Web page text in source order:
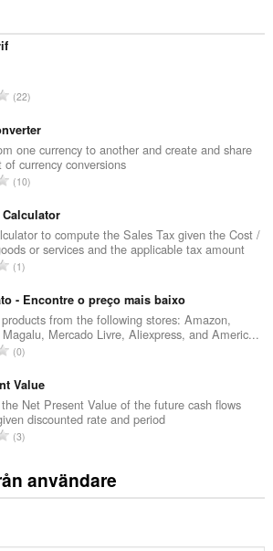
T
t
a
l
t
n
t
a
b
e
t
y
:
22
one currency to another and create and share
of currency conversions
T
t
a
l
t
n
t
a
b
e
t
y
:
10
Calculator
to compute the Sales Tax given the Cost /
or services and the applicable tax amount
T
t
a
l
t
n
t
a
e
t
1
- Encontre o preço mais baixo
from the following stores: Amazon,
Mercado Livre, Aliexpress, and Americ...
T
t
a
l
t
n
t
0
Value
Net Present Value of the future cash flows
discounted rate and period
T
t
a
a
3
användare